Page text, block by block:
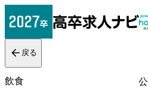
戻る
飲食